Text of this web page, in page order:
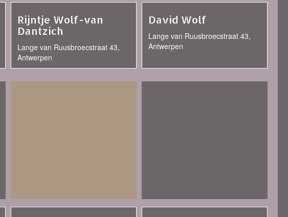
Rijntje Wolf-van
Dantzich
Lange van Ruusbroecstraat 43,
Antwerpen
David Wolf
Lange van Ruusbroecstraat 43,
Antwerpen